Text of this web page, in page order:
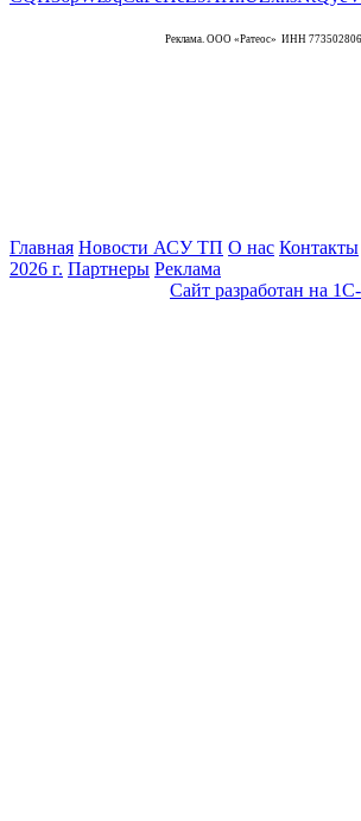
Реклама. ООО «Ратеос» ИНН
Главная Новости АСУ ТП О нас Контакты
2026 г. Партнеры Реклама
Сайт разработан на